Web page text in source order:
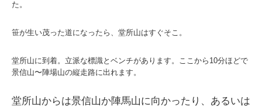
た。
笹が生い茂った道になったら、堂所山はすぐそこ。
堂所山に到着。立派な標識とベンチがあります。ここから10分ほどで
景信山〜陣場山の縦走路に出れます。
堂所山からは景信山か陣馬山に向かったり、あるいは